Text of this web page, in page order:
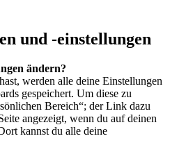
und -einstellungen
ändern?
werden alle deine Einstellungen
gespeichert. Um diese zu
Bereich“; der Link dazu
angezeigt, wenn du auf deinen
kannst du alle deine